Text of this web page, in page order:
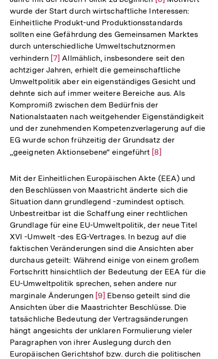
Auflösung
der
Fußnote
wurde der Start durch wirtschaftliche Interessen:
Einheitliche Produkt-und Produktionsstandards
sollten eine Gefährdung des Gemeinsamen Marktes
durch unterschiedliche Umweltschutznormen
verhindern Zur
Auflösung
der
Fußnote
[7] Allmählich, insbesondere seit den
achtziger Jahren, erhielt die gemeinschaftliche
Umweltpolitik aber ein eigenständiges Gesicht und
dehnte sich auf immer weitere Bereiche aus. Als
Kompromiß zwischen dem Bedürfnis der
Nationalstaaten nach weitgehender Eigenständigkeit
und der zunehmenden Kompetenzverlagerung auf die
EG wurde schon frühzeitig der Grundsatz der
„geeigneten Aktionsebene“ eingeführt Zur
der
Fußnote
[8]
Mit der Einheitlichen Europäischen Akte (EEA) und
den Beschlüssen von Maastricht änderte sich die
Situation dann grundlegend -zumindest optisch.
Unbestreitbar ist die Schaffung einer rechtlichen
Grundlage für eine EU-Umweltpolitik, der neue Titel
XVI -Umwelt -des EG-Vertrages. In bezug auf die
faktischen Veränderungen sind die Ansichten aber
durchaus geteilt: Während einige von einem großem
Fortschritt hinsichtlich der Bedeutung der EEA für die
EU-Umweltpolitik sprechen, sehen andere nur
marginale Änderungen Zur
Auflösung
der
Fußnote
[9] Ebenso geteilt sind die
Ansichten über die Maastrichter Beschlüsse. Die
tatsächliche Bedeutung der Vertragsänderungen
hängt angesichts der unklaren Formulierung vieler
Paragraphen von ihrer Auslegung durch den
Europäischen Gerichtshof bzw. durch die politischen